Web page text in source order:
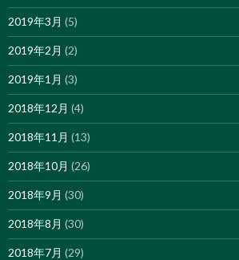
2019年3月 (5)
2019年2月 (2)
2019年1月 (3)
2018年12月 (4)
2018年11月 (13)
2018年10月 (26)
2018年9月 (30)
2018年8月 (30)
2018年7月 (29)